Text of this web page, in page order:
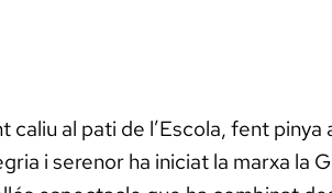
al pati de l’Escola, fent pinya
i serenor ha iniciat la marxa la